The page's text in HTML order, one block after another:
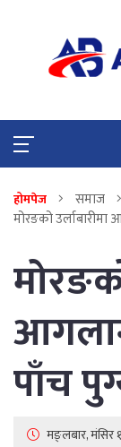
होमपेज
समाज
मोरङको
पाँच
मङ्लबार, मंसिर